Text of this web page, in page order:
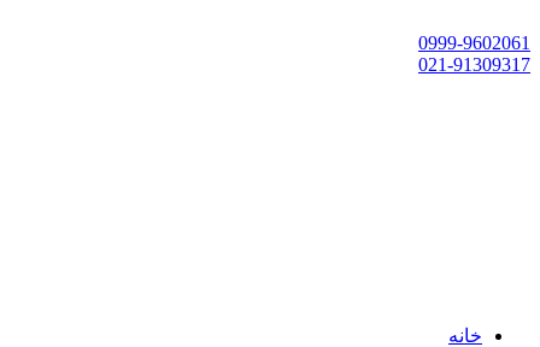
0999-9602061
021-91309317
خانه